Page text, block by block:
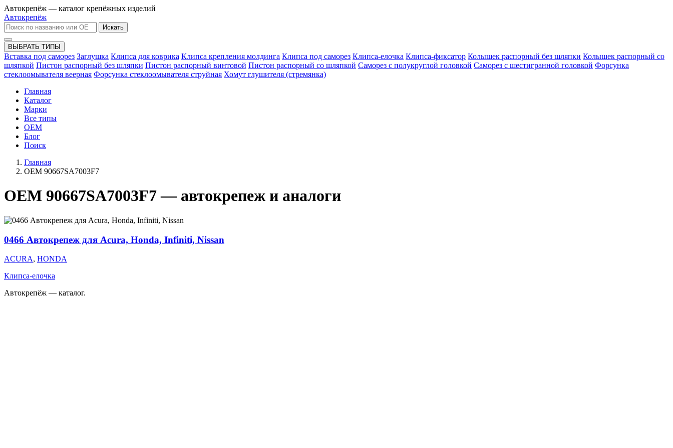
Автокрепёж — каталог крепёжных изделий
Автокрепёж
Искать
ВЫБРАТЬ ТИПЫ
Вставка под саморез Заглушка Клипса для коврика Клипса крепления молдинга Клипса под саморез Клипса-елочка Клипса-фиксатор Колышек распорный без шляпки Колышек распорный со
шляпкой Пистон распорный без шляпки Пистон распорный винтовой Пистон распорный со шляпкой Саморез с полукруглой головкой Саморез с шестигранной головкой Форсунка
стеклоомывателя веерная Форсунка стеклоомывателя струйная Хомут глушителя (стремянка)
Главная
Каталог
Марки
Все типы
OEM
Блог
Поиск
Главная
OEM 90667SA7003F7
OEM 90667SA7003F7 — автокрепеж и аналоги
0466 Автокрепеж для Acura, Honda, Infiniti, Nissan
ACURA, HONDA
Клипса-елочка
Автокрепёж — каталог.